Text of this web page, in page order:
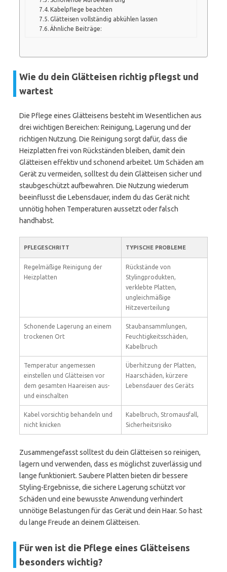
Kabelpflege beachten
Glätteisen vollständig abkühlen lassen
Ähnliche Beiträge:
Wie du dein Glätteisen richtig pflegst und
wartest
Die Pflege eines Glätteisens besteht im Wesentlichen aus
drei wichtigen Bereichen: Reinigung, Lagerung und der
richtigen Nutzung. Die Reinigung sorgt dafür, dass die
Heizplatten frei von Rückständen bleiben, damit dein
Glätteisen effektiv und schonend arbeitet. Um Schäden am
Gerät zu vermeiden, solltest du dein Glätteisen sicher und
staubgeschützt aufbewahren. Die Nutzung wiederum
beeinflusst die Lebensdauer, indem du das Gerät nicht
unnötig hohen Temperaturen aussetzt oder falsch
handhabst.
PFLEGESCHRITT TYPISCHE PROBLEME
Regelmäßige Reinigung der
Heizplatten
Rückstände von
Stylingprodukten,
verklebte Platten,
ungleichmäßige
Hitzeverteilung
Schonende Lagerung an einem
trockenen Ort
Staubansammlungen,
Feuchtigkeitsschäden,
Kabelbruch
Temperatur angemessen
einstellen und Glätteisen vor
dem gesamten Haareisen aus-
und einschalten
Überhitzung der Platten,
Haarschäden, kürzere
Lebensdauer des Geräts
Kabel vorsichtig behandeln und
nicht knicken
Kabelbruch, Stromausfall,
Sicherheitsrisiko
Zusammengefasst solltest du dein Glätteisen so reinigen,
lagern und verwenden, dass es möglichst zuverlässig und
lange funktioniert. Saubere Platten bieten dir bessere
Styling-Ergebnisse, die sichere Lagerung schützt vor
Schäden und eine bewusste Anwendung verhindert
unnötige Belastungen für das Gerät und dein Haar. So hast
du lange Freude an deinem Glätteisen.
Für wen ist die Pflege eines Glätteisens
besonders wichtig?